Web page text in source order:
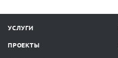
УСЛУГИ
ПРОЕКТЫ